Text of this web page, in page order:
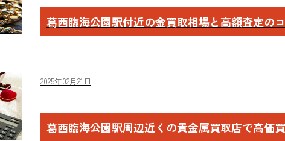
葛西臨海公園駅付近の金買取相場と高額査定の
2025年02月21日
葛西臨海公園駅周辺近くの貴金属買取店で高価